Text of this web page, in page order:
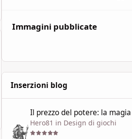
Immagini pubblicate
Inserzioni blog
Il prezzo del potere: la
Hero81 in Design di giochi